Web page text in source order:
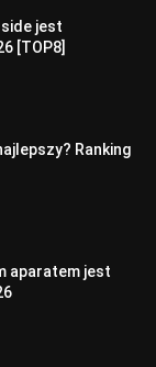
jest
[TOP8]
Ranking
aparatem jest